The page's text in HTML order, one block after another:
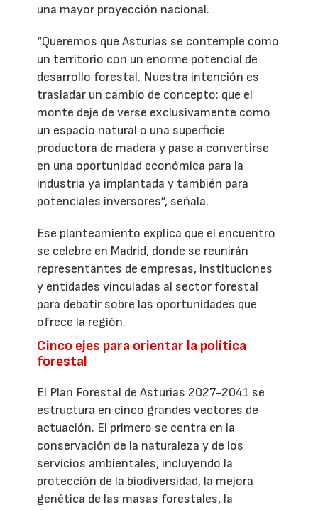
una mayor proyección nacional.
“Queremos que Asturias se contemple como
un territorio con un enorme potencial de
desarrollo forestal. Nuestra intención es
trasladar un cambio de concepto: que el
monte deje de verse exclusivamente como
un espacio natural o una superficie
productora de madera y pase a convertirse
en una oportunidad económica para la
industria ya implantada y también para
potenciales inversores”, señala.
Ese planteamiento explica que el encuentro
se celebre en Madrid, donde se reunirán
representantes de empresas, instituciones
y entidades vinculadas al sector forestal
para debatir sobre las oportunidades que
ofrece la región.
Cinco ejes para orientar la política
forestal
El Plan Forestal de Asturias 2027-2041 se
estructura en cinco grandes vectores de
actuación. El primero se centra en la
conservación de la naturaleza y de los
servicios ambientales, incluyendo la
protección de la biodiversidad, la mejora
genética de las masas forestales, la